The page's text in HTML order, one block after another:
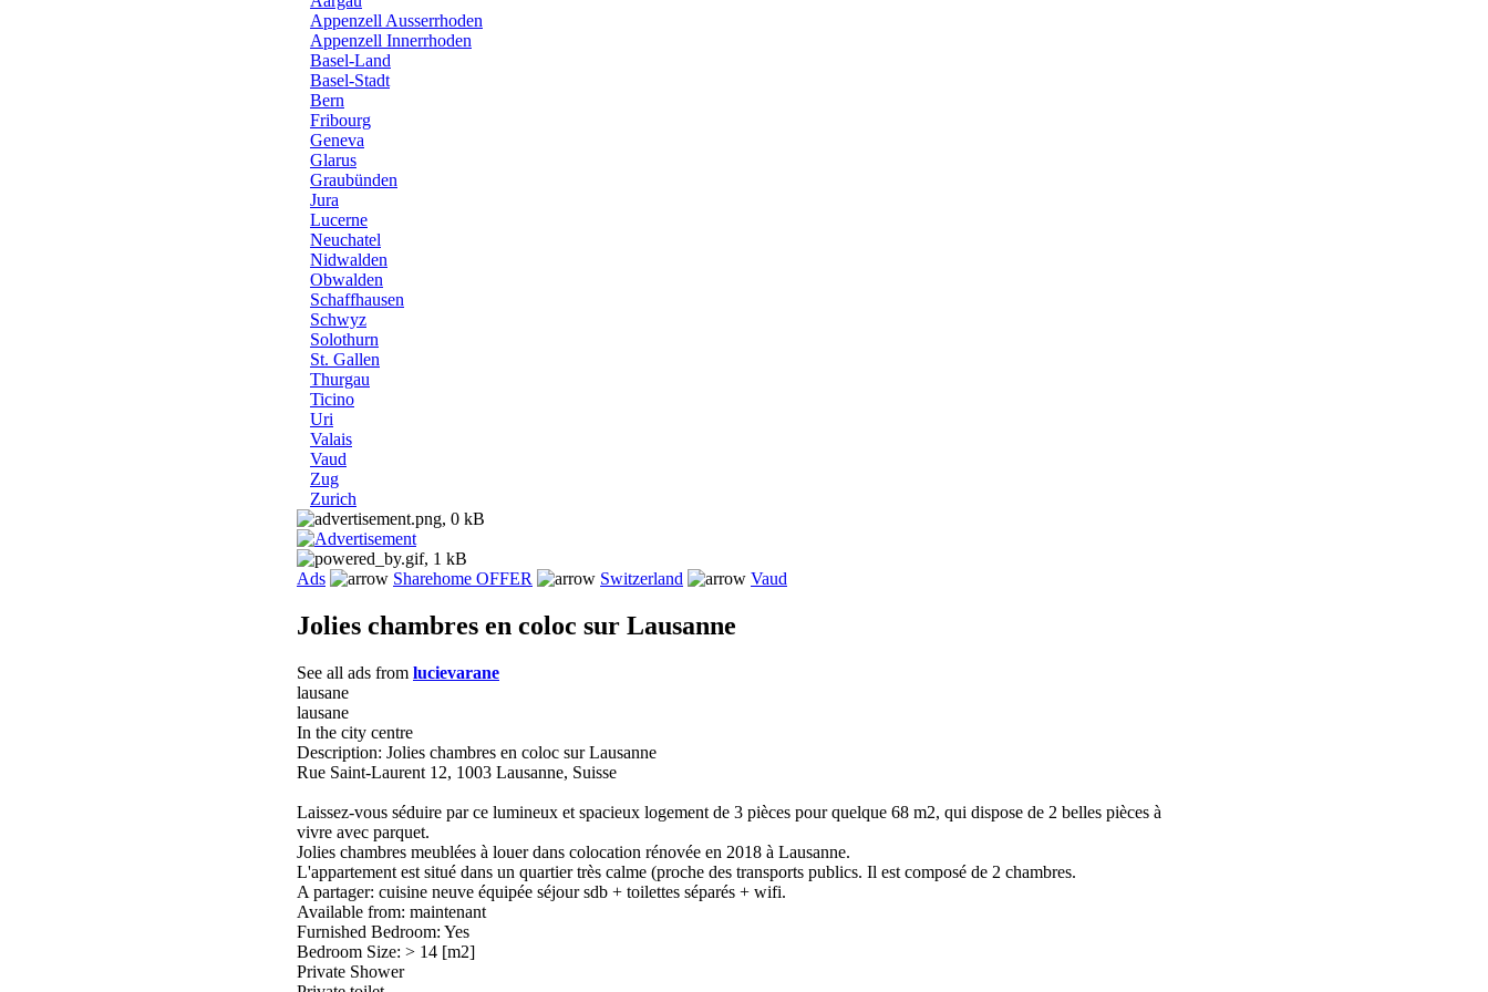
Appenzell Ausserrhoden
Appenzell Innerrhoden
Basel-Land
Basel-Stadt
Bern
Fribourg
Geneva
Glarus
Graubünden
Jura
Lucerne
Neuchatel
Nidwalden
Obwalden
Schaffhausen
Schwyz
Solothurn
St. Gallen
Thurgau
Ticino
Uri
Valais
Vaud
Zug
Zurich
Ads Sharehome OFFER Switzerland Vaud
Jolies chambres en coloc sur Lausanne
See all ads from lucievarane
lausane
lausane
In the city centre
Description: Jolies chambres en coloc sur Lausanne
Rue Saint-Laurent 12, 1003 Lausanne, Suisse
Laissez-vous séduire par ce lumineux et spacieux logement de 3 pièces pour quelque 68 m2, qui dispose de 2 belles pièces à
vivre avec parquet.
Jolies chambres meublées à louer dans colocation rénovée en 2018 à Lausanne.
L'appartement est situé dans un quartier très calme (proche des transports publics. Il est composé de 2 chambres.
A partager: cuisine neuve équipée séjour sdb + toilettes séparés + wifi.
Available from: maintenant
Furnished Bedroom: Yes
Bedroom Size: > 14 [m2]
Private Shower